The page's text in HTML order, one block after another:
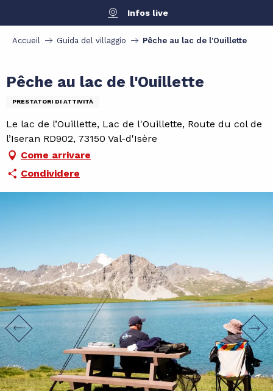
contenu
Infos live
Accueil Guida del villaggio Pêche au lac de l'Ouillette
Pêche au lac de l'Ouillette
PRESTATORI DI ATTIVITÀ
Le lac de l’Ouillette, Lac de l'Ouillette, Route du col de
l’Iseran RD902, 73150 Val-d'Isère
Come arrivare
Condividere